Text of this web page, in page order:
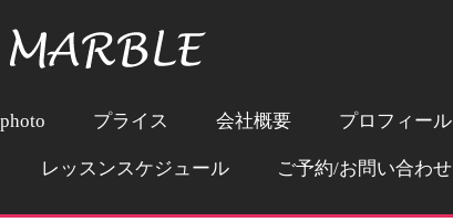
プライス 会社概要 プロフィール
レッスンスケジュール ご予約/お問い合わせ